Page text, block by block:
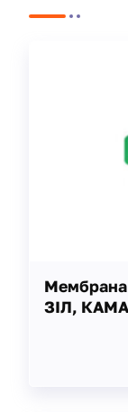
Мембрана
ЗІЛ,